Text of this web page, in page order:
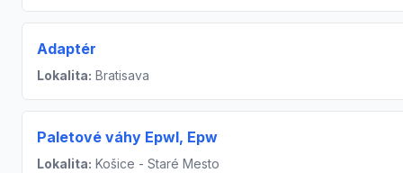
Adaptér
Lokalita: Bratisava
Paletové váhy Epwl, Epw
Lokalita: Košice - Staré Mesto